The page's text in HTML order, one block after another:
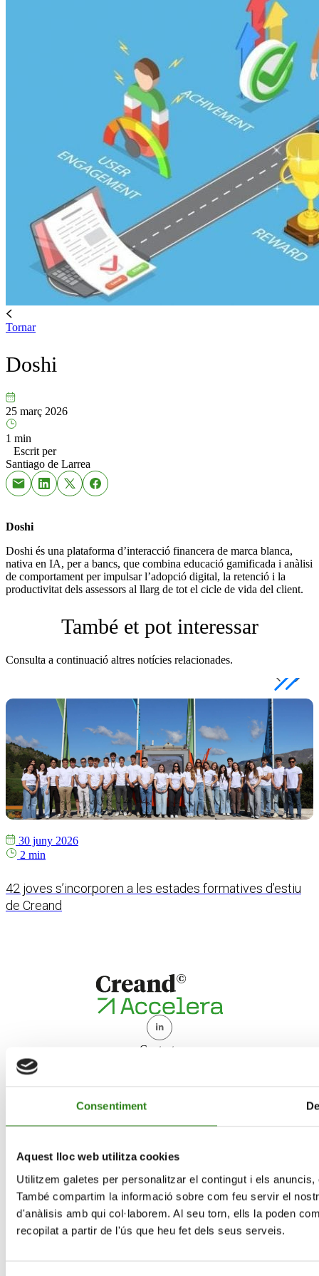
Consentiment
Aquest lloc web utilitza cookies
Utilitzem galetes per personalitzar el contingut i els
També compartim la informació sobre com feu servir el
d'anàlisis amb qui col·laborem. Al seu torn, ells la poden
recopilat a partir de l'ús que heu fet dels seus serveis.
Tornar
Doshi
25 març 2026
1 min
Escrit per
Santiago de Larrea
Doshi
Doshi és una plataforma d’interacció financera de marca blanca,
nativa en IA, per a bancs, que combina educació gamificada i anàlisi
de comportament per impulsar l’adopció digital, la retenció i la
productivitat dels assessors al llarg de tot el cicle de vida del client.
També et pot interessar
Consulta a continuació altres notícies relacionades.
30 juny 2026
2 min
42 joves s’incorporen a les estades formatives d’estiu
de Creand
Contacte
Creand Accelera
Programes